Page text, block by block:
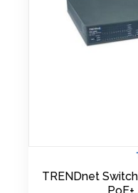
TRENDnet